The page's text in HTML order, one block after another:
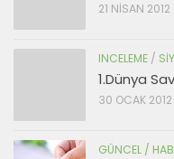
21 NISAN 2012
INCELEME /
1.Dünya
30 OCAK 2012
GÜNCEL /